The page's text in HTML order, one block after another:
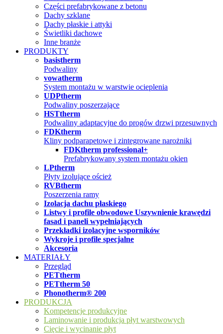
Części prefabrykowane z betonu
Dachy szklane
Dachy płaskie i attyki
Świetliki dachowe
Inne branże
PRODUKTY
basistherm
Podwaliny
vowatherm
System montażu w warstwie ocieplenia
UDPtherm
Podwaliny poszerzające
HSTtherm
Podwaliny adaptacyjne do progów drzwi przesuwnych
FDKtherm
Kliny podparapetowe i zintegrowane narożniki
FDKtherm professional+
Prefabrykowany system montażu okien
LPtherm
Płyty izolujące oścież
RVBtherm
Poszerzenia ramy
Izolacja dachu płaskiego
Listwy i profile obwodowe Uszywnienie krawędzi
fasad i paneli wypełniających
Przekładki izolacyjne wsporników
Wykroje i profile specjalne
Akcesoria
MATERIAŁY
Przegląd
PETtherm
PETtherm 50
Phonotherm® 200
PRODUKCJA
Kompetencje produkcyjne
Laminowanie i produkcja płyt warstwowych
Cięcie i wycinanie płyt